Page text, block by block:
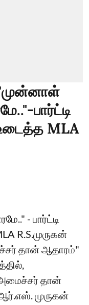
பார்ட்டி
MLA
- பார்ட்டி
R.S.முருகன்
தான் ஆதாரம்"
தான்
முருகன்